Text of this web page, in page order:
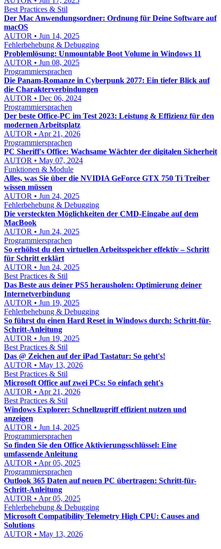
Best Practices & Stil
Der Mac Anwendungsordner: Ordnung für Deine Software auf
macOS
AUTOR • Jun 14, 2025
Fehlerbehebung & Debugging
Problemlösung: Unmountable Boot Volume in Windows 11
AUTOR • Jun 08, 2025
Programmiersprachen
Die Panam-Romanze in Cyberpunk 2077: Ein tiefer Blick auf
die Charakterverbindungen
AUTOR • Dec 06, 2024
Programmiersprachen
Der beste Office-PC im Test 2023: Leistung & Effizienz für den
modernen Arbeitsplatz
AUTOR • Apr 21, 2026
Programmiersprachen
PC Sheriff's Office: Wachsame Wächter der digitalen Sicherheit
AUTOR • May 07, 2024
Funktionen & Module
Alles, was Sie über die NVIDIA GeForce GTX 750 Ti Treiber
wissen müssen
AUTOR • Jun 24, 2025
Fehlerbehebung & Debugging
Die versteckten Möglichkeiten der CMD-Eingabe auf dem
MacBook
AUTOR • Jun 24, 2025
Programmiersprachen
So erhöhst du den virtuellen Arbeitsspeicher effektiv – Schritt
für Schritt erklärt
AUTOR • Jun 24, 2025
Best Practices & Stil
Das Beste aus deiner PS5 herausholen: Optimierung deiner
Internetverbindung
AUTOR • Jun 19, 2025
Fehlerbehebung & Debugging
So führst du einen Hard Reset in Windows durch: Schritt-für-
Schritt-Anleitung
AUTOR • Jun 19, 2025
Best Practices & Stil
Das @ Zeichen auf der iPad Tastatur: So geht's!
AUTOR • May 13, 2026
Best Practices & Stil
Microsoft Office auf zwei PCs: So einfach geht's
AUTOR • Apr 21, 2026
Best Practices & Stil
Windows Explorer: Schnellzugriff effizient nutzen und
anzeigen
AUTOR • Jun 14, 2025
Programmiersprachen
So finden Sie den Office Aktivierungsschlüssel: Eine
umfassende Anleitung
AUTOR • Apr 05, 2025
Programmiersprachen
Outlook 365 Daten auf neuen PC übertragen: Schritt-für-
Schritt-Anleitung
AUTOR • Apr 05, 2025
Fehlerbehebung & Debugging
Microsoft Compatibility Telemetry High CPU: Causes and
Solutions
AUTOR • May 13, 2026